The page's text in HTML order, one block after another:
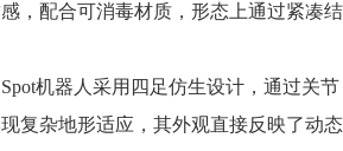
，配合可消毒材质，形态上通过紧凑结
机器人采用四足仿生设计，通过关节
复杂地形适应，其外观直接反映了动态